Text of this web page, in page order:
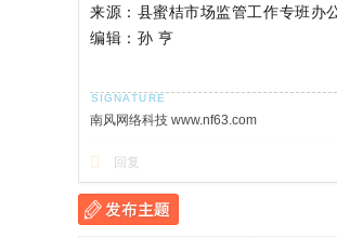
来源：县蜜桔市场监管工作专班办
编辑： 孙 亨
南风网络科技 www.nf63.com
回复